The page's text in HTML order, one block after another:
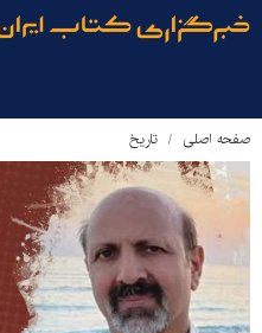
صفحه اصلی تاریخ